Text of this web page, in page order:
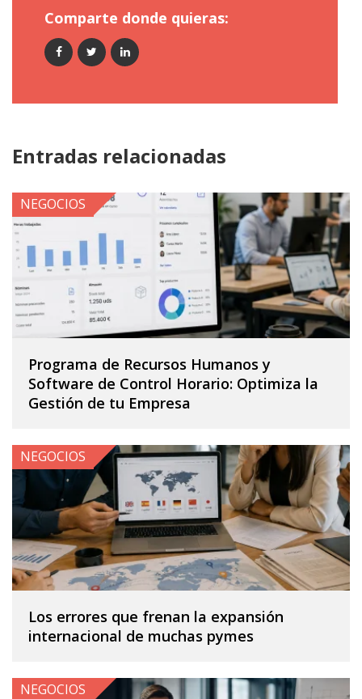
Comparte donde quieras:
Entradas relacionadas
Programa de Recursos Humanos y
Software de Control Horario: Optimiza la
Gestión de tu Empresa
NEGOCIOS
Los errores que frenan la expansión
internacional de muchas pymes
NEGOCIOS
NEGOCIOS